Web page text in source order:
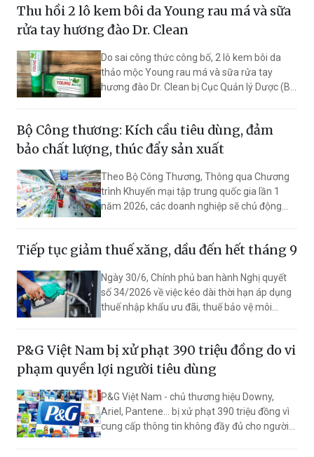
công bố.
Thu hồi 2 lô kem bôi da Young rau má và sữa
rửa tay hương đào Dr. Clean
Do sai công thức công bố, 2 lô kem bôi da
thảo mộc Young rau má và sữa rửa tay
hương đào Dr. Clean bị Cục Quản lý Dược (Bộ
Bộ Công thương: Kích cầu tiêu dùng, đảm
bảo chất lượng, thúc đẩy sản xuất
Theo Bộ Công Thương, Thông qua Chương
trình Khuyến mại tập trung quốc gia lần 1
năm 2026, các doanh nghiệp sẽ chủ động
mua sắm được những sản phẩm hàng hóa,
Tiếp tục giảm thuế xăng, dầu đến hết tháng 9
Ngày 30/6, Chính phủ ban hành Nghị quyết
số 34/2026 về việc kéo dài thời hạn áp dụng
thuế nhập khẩu ưu đãi, thuế bảo vệ môi
liệu bay.
P&G Việt Nam bị xử phạt 390 triệu đồng do vi
phạm quyền lợi người tiêu dùng
P&G Việt Nam - chủ thương hiệu Downy,
Ariel, Pantene... bị xử phạt 390 triệu đồng vì
cung cấp thông tin không đầy đủ cho người